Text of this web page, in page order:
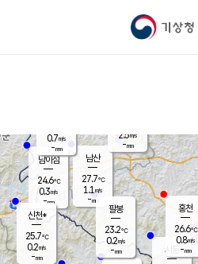
기상청
남이섬
24.6℃
0.3m/s
-mm
남산
27.7℃
1.1 m/s
-mm
팔봉
23.2℃
0.2m/s
-mm
0.7m/s
-mm
신천*
25.7℃
0.2m/s
-mm
시동
홍천
26.6℃
0.8m/s
-mm
2.5m/s
-mm